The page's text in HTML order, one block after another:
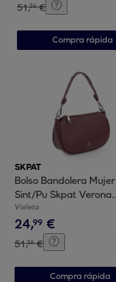
51,36 €
Compra rápida
SKPAT
Bolso Bandolera Mujer
Sint/Pu Skpat Verona
Morado
Violeta
24,99 €
51,36 €
Compra rápida